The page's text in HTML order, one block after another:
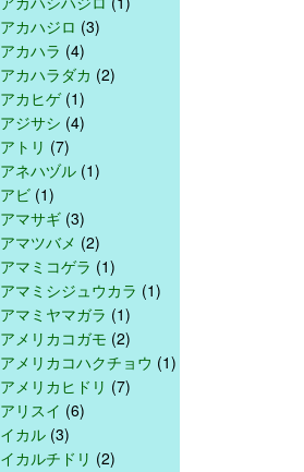
アカハジロ (3)
アカハラ (4)
アカハラダカ (2)
アカヒゲ(1)
アジサシ (4)
アトリ (7)
アネハヅル (1)
アビ (1)
アマサギ (3)
アマツバメ (2)
アマミコゲラ (1)
アマミシジュウカラ (1)
アマミヤマガラ (1)
アメリカコガモ (2)
アメリカコハクチョウ (1)
アメリカヒドリ (7)
アリスイ (6)
イカル (3)
イカルチドリ (2)